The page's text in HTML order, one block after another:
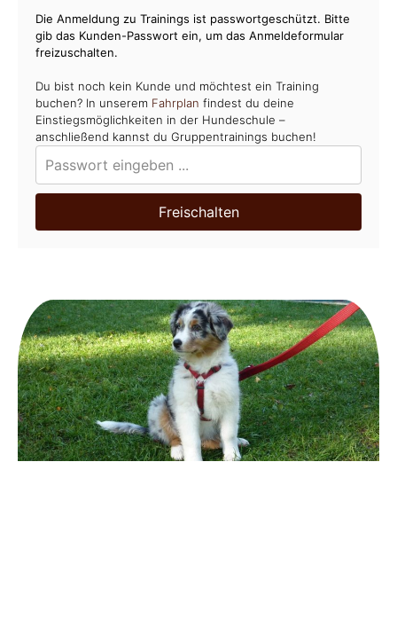
Die Anmeldung zu Trainings ist passwortgeschützt. Bitte
gib das Kunden-Passwort ein, um das Anmeldeformular
freizuschalten.
Du bist noch kein Kunde und möchtest ein Training
buchen? In unserem Fahrplan findest du deine
Einstiegsmöglichkeiten in der Hundeschule –
anschließend kannst du Gruppentrainings buchen!
Freischalten